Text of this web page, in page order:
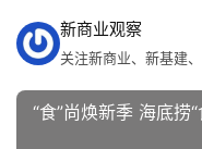
新商业观察
关注新商业、新基建
“食”尚焕